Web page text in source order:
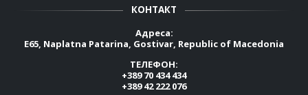
КОНТАКТ
Адреса:
E65, Naplatna Patarina, Gostivar, Republic of Macedonia
ТЕЛЕФОН:
+389 70 434 434
+389 42 222 076